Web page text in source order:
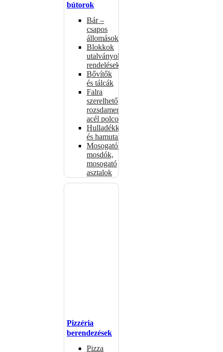
bútorok
Bár –
csapos
állomások
Blokkok
utalványokhoz,
rendelésekhez
Bővítők
és tálcák
Falra
szerelhető
rozsdamentes
acél polcok
Hulladékkosarak
és hamutartók
Mosogatók,
mosdók,
mosogató
asztalok
Pizzéria
berendezések
Pizza